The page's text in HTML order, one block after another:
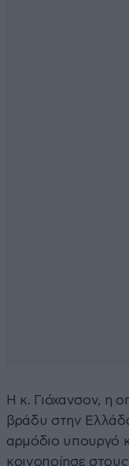
Η κ. Γιόχανσον, η
βράδυ στην
αρμόδιο υπουργό
κοινοποίησε